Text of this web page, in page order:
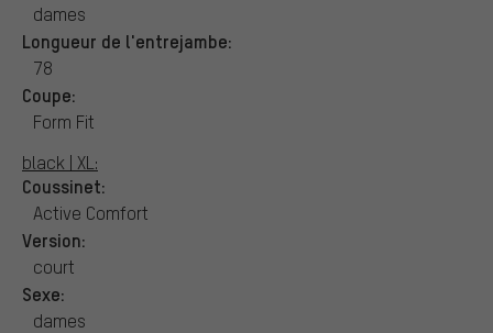
dames
Longueur de l'entrejambe:
78
Coupe:
Form Fit
black | XL:
Coussinet:
Active Comfort
Version:
court
Sexe:
dames